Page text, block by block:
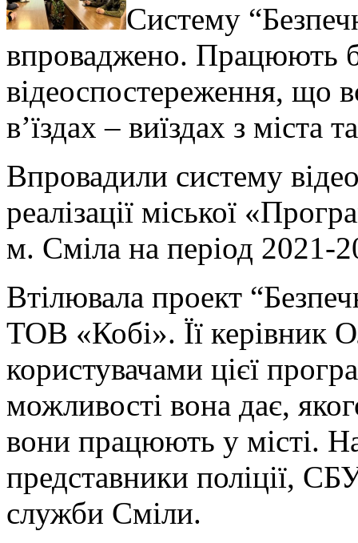
Систему
впроваджено. Працюють
відеоспостереження, що
в’їздах – виїздах з міста
Впровадили систему
реалізації міської
м. Сміла на період 2021-
Втілювала проект
ТОВ «Кобі». Її керівник
користувачами цієї
можливості вона дає,
вони працюють у місті.
представники поліції,
служби Сміли.